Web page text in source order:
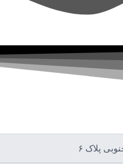
پلاک ۶